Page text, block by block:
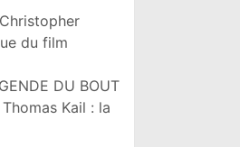
Christopher
du film
DU BOUT
Kail : la